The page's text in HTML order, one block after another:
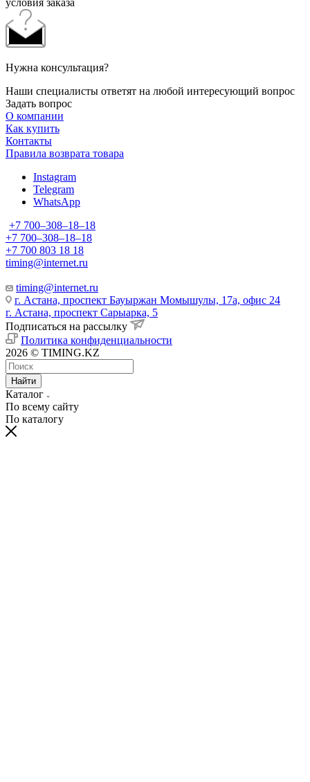
Нужна консультация?
Наши специалисты ответят на любой интересующий вопрос
Задать вопрос
О компании
Как купить
Контакты
Правила возврата товара
Instagram
Telegram
WhatsApp
+7 700‒308‒18‒18
+7 700‒308‒18‒18
+7 700 803 18 18
timing@internet.ru
timing@internet.ru
г. Астана, проспект Бауыржан Момышулы, 17а, офис 24
г. Астана, проспект Сарыарка, 5
Подписаться на рассылку
Политика конфиденциальности
2026 © TIMING.KZ
Найти
Каталог
По всему сайту
По каталогу